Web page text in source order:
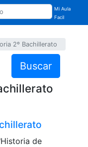
Mi Aula
Facil
2º Bachillerato
Buscar
de